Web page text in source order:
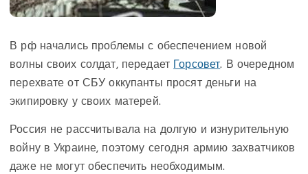
В рф начались проблемы с обеспечением новой
волны своих солдат, передает
Горсовет. В очередном
перехвате от СБУ оккупанты просят деньги на
экипировку у своих матерей.
Россия не рассчитывала на долгую и изнурительную
войну в Украине, поэтому сегодня армию захватчиков
даже не могут обеспечить необходимым.